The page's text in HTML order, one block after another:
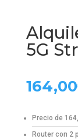
5G
164,00
Precio de
Router con 2